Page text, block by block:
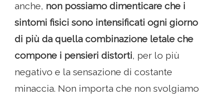
anche, non possiamo dimenticare che i
sintomi fisici sono intensificati ogni giorno
di più da quella combinazione letale che
compone i pensieri distorti, per lo più
negativo e la sensazione di costante
minaccia. Non importa che non svolgiamo